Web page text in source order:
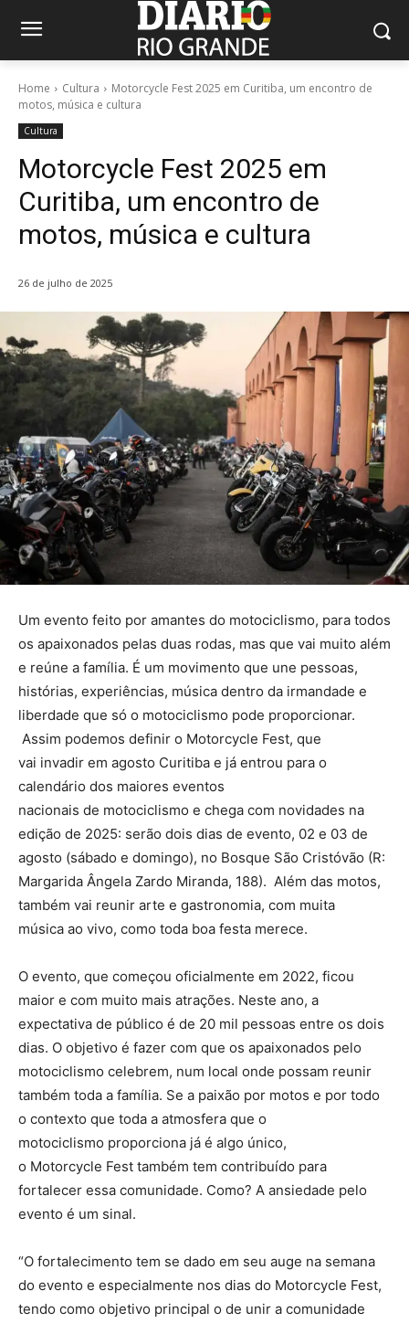
Home Cultura
Motorcycle Fest 2025 em Curitiba, um encontro de
motos, música e cultura
Cultura
Motorcycle Fest 2025 em
Curitiba, um encontro de
motos, música e cultura
26 de julho de 2025
Um evento feito por amantes do motociclismo, para todos
os apaixonados pelas duas rodas, mas que vai muito além
e reúne a família. É um movimento que une pessoas,
histórias, experiências, música dentro da irmandade e
liberdade que só o motociclismo pode proporcionar.
Assim podemos definir o Motorcycle Fest, que
vai invadir em agosto Curitiba e já entrou para o
calendário dos maiores eventos
nacionais de motociclismo e chega com novidades na
edição de 2025: serão dois dias de evento, 02 e 03 de
agosto (sábado e domingo), no Bosque São Cristóvão (R:
Margarida Ângela Zardo Miranda, 188). Além das motos,
também vai reunir arte e gastronomia, com muita
música ao vivo, como toda boa festa merece.
O evento, que começou oficialmente em 2022, ficou
maior e com muito mais atrações. Neste ano, a
expectativa de público é de 20 mil pessoas entre os dois
dias. O objetivo é fazer com que os apaixonados pelo
motociclismo celebrem, num local onde possam reunir
também toda a família. Se a paixão por motos e por todo
o contexto que toda a atmosfera que o
motociclismo proporciona já é algo único,
o Motorcycle Fest também tem contribuído para
fortalecer essa comunidade. Como? A ansiedade pelo
evento é um sinal.
“O fortalecimento tem se dado em seu auge na semana
do evento e especialmente nos dias do Motorcycle Fest,
tendo como objetivo principal o de unir a comunidade